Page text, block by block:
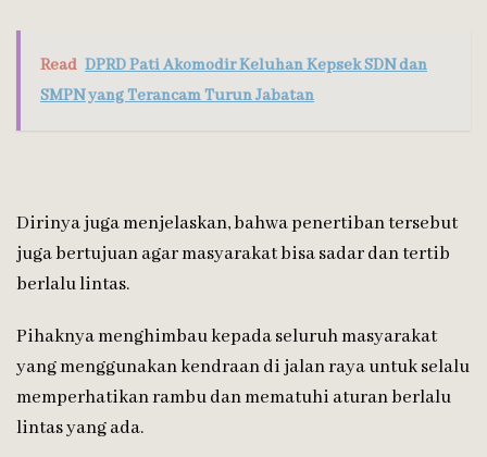
Read DPRD Pati Akomodir Keluhan Kepsek SDN dan
SMPN yang Terancam Turun Jabatan
Dirinya juga menjelaskan, bahwa penertiban tersebut
juga bertujuan agar masyarakat bisa sadar dan tertib
berlalu lintas.
Pihaknya menghimbau kepada seluruh masyarakat
yang menggunakan kendraan di jalan raya untuk selalu
memperhatikan rambu dan mematuhi aturan berlalu
lintas yang ada.